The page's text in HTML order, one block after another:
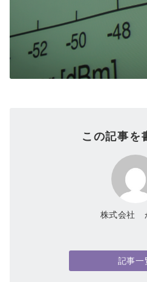
この記事を
株式会社
記事一